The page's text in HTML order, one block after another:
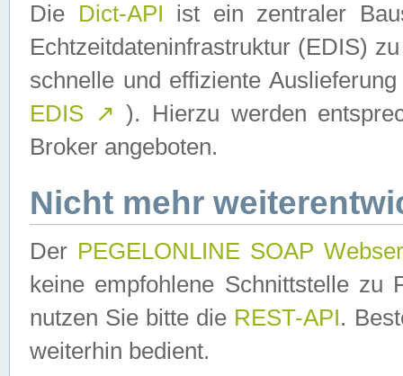
Die Dict-API ist ein zentraler
Echtzeitdateninfrastruktur (EDIS)
schnelle und effiziente
EDIS ↗ ). Hierzu werden
Broker angeboten.
Nicht mehr
Der PEGELONLINE SOAP
keine empfohlene Schnittstelle zu
nutzen Sie bitte die REST-API.
weiterhin bedient.